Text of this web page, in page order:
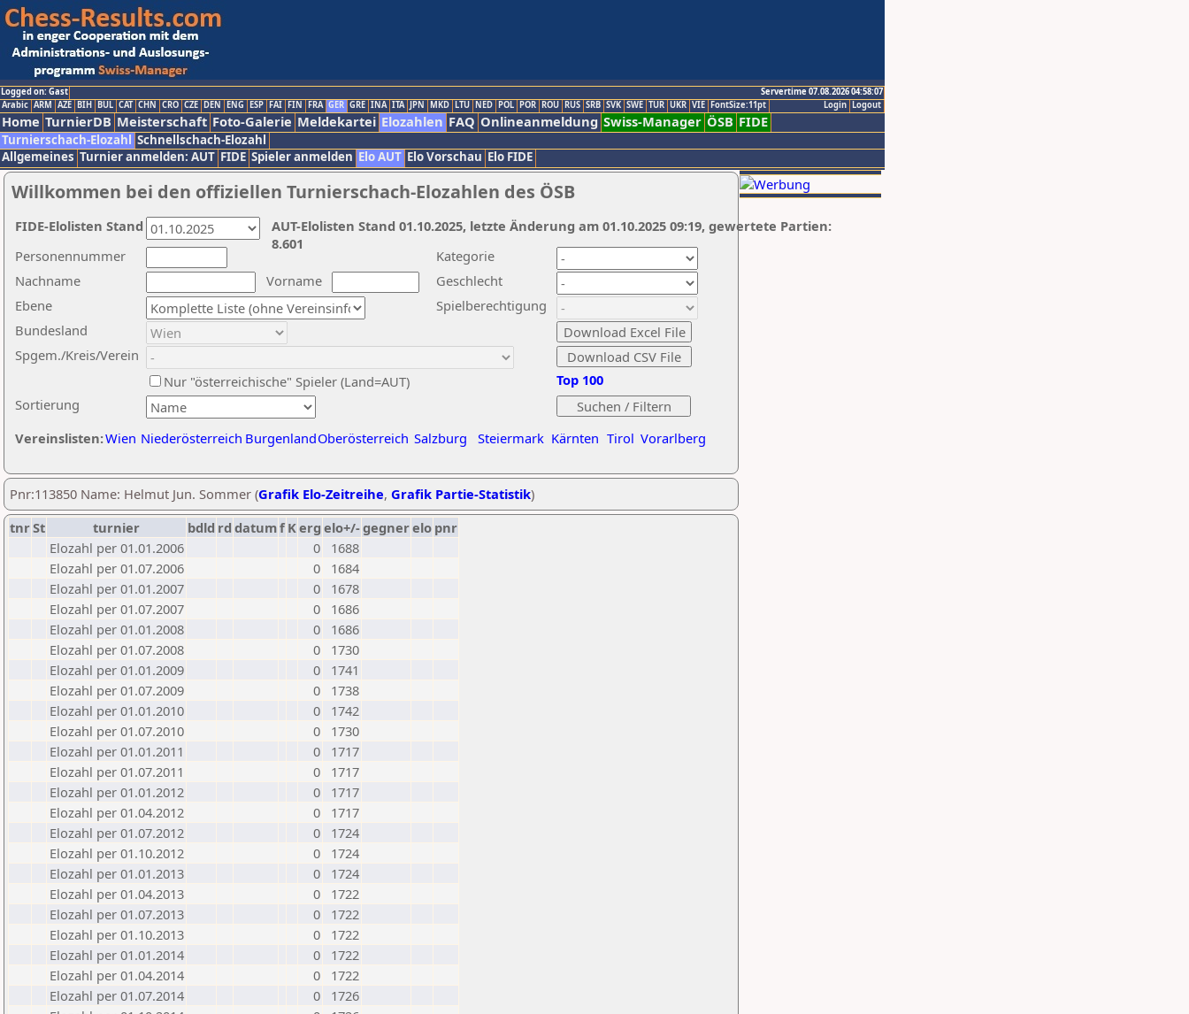
Logged on: Gast
Servertime 07.08.2026 04:58:07
Logout
Login
Arabic ARM AZE BIH BUL CAT CHN CRO CZE DEN ENG ESP FAI FIN FRA GER GRE INA ITA JPN MKD LTU NED POL POR ROU RUS SRB SVK SWE TUR UKR VIE FontSize:11pt
Home TurnierDB Meisterschaft Foto-Galerie Meldekartei Elozahlen FAQ Onlineanmeldung Swiss-Manager ÖSB FIDE
Turnierschach-Elozahl Schnellschach-Elozahl
Allgemeines Turnier anmelden: AUT FIDE Spieler anmelden Elo AUT Elo Vorschau Elo FIDE
Willkommen bei den offiziellen Turnierschach-Elozahlen des ÖSB
Nachname
Vorname
Ebene
Kategorie
Sortierung
Personennummer
Bundesland
Spgem./Kreis/Verein
Geschlecht
Nur "österreichische" Spieler (Land=AUT)
Spielberechtigung
Vereinslisten:Wien Niederösterreich BurgenlandOberösterreich Salzburg Steiermark Kärnten Tirol Vorarlberg
Top 100
AUT-Elolisten Stand 01.10.2025, letzte Änderung am 01.10.2025 09:19, gewertete Partien:
8.601
FIDE-Elolisten Stand
Pnr:113850 Name: Helmut Jun. Sommer (Grafik Elo-Zeitreihe, Grafik Partie-Statistik)
tnrSt turnier bdld rd datumf Kerg elo+/-gegnerelo pnr
Elozahl per 01.01.2006
0
1688
Elozahl per 01.07.2006
0
1684
Elozahl per 01.01.2007
0
1678
Elozahl per 01.07.2007
0
1686
Elozahl per 01.01.2008
0
1686
Elozahl per 01.07.2008
0
1730
Elozahl per 01.01.2009
0
1741
Elozahl per 01.07.2009
0
1738
Elozahl per 01.01.2010
0
1742
Elozahl per 01.07.2010
0
1730
Elozahl per 01.01.2011
0
1717
Elozahl per 01.07.2011
0
1717
Elozahl per 01.01.2012
0
1717
Elozahl per 01.04.2012
0
1717
Elozahl per 01.07.2012
0
1724
Elozahl per 01.10.2012
0
1724
Elozahl per 01.01.2013
0
1724
Elozahl per 01.04.2013
0
1722
Elozahl per 01.07.2013
0
1722
Elozahl per 01.10.2013
0
1722
Elozahl per 01.01.2014
0
1722
Elozahl per 01.04.2014
0
1722
Elozahl per 01.07.2014
0
1726